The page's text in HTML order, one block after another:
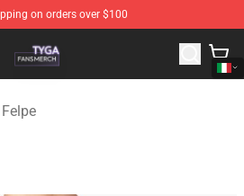
on orders over $100
Tyga Merchandise Store